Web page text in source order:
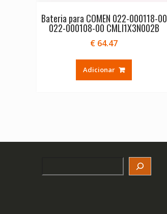
Bateria para COMEN 022-000118-00
022-000108-00 CMLI1X3N002B
€ 64.47
Adicionar